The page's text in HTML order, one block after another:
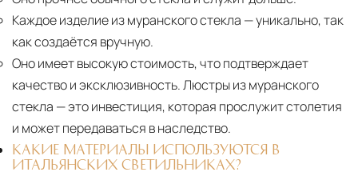
Каждое изделие из муранского стекла — уникально, так
как создаётся вручную.
Оно имеет высокую стоимость, что подтверждает
качество и эксклюзивность. Люстры из муранского
стекла — это инвестиция, которая прослужит столетия
и может передаваться в наследство.
КАКИЕ МАТЕРИАЛЫ ИСПОЛЬЗУЮТСЯ В
ИТАЛЬЯНСКИХ СВЕТИЛЬНИКАХ?